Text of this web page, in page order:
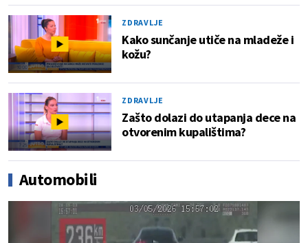
ZDRAVLJE
Kako sunčanje utiče na mladeže i
kožu?
ZDRAVLJE
Zašto dolazi do utapanja dece na
otvorenim kupalištima?
Automobili